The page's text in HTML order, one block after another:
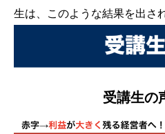
生は、このような結果を出さ
受講生の